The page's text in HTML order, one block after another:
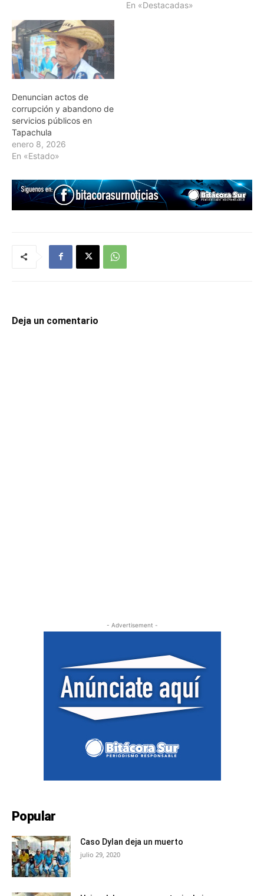
En «Destacadas»
Denuncian actos de
corrupción y abandono de
servicios públicos en
Tapachula
enero 8, 2026
En «Estado»
Deja un comentario
- Advertisement -
Popular
Caso Dylan deja un muerto
julio 29, 2020